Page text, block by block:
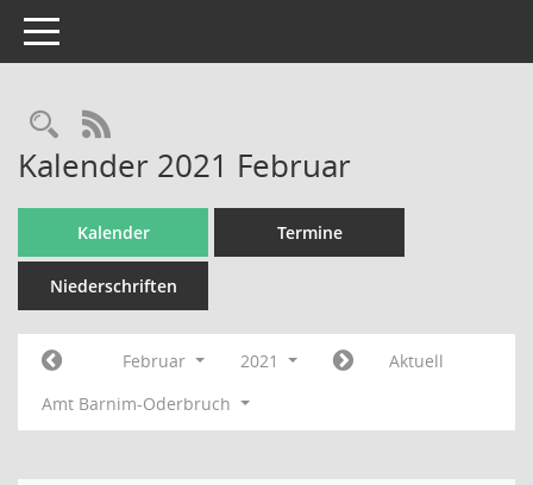
Toggle navigation
Rechercheauswahl
RSS-Feed
Kalender 2021 Februar
Kalender Termine
Niederschriften
Februar 2021
Aktuell
Amt Barnim-Oderbruch